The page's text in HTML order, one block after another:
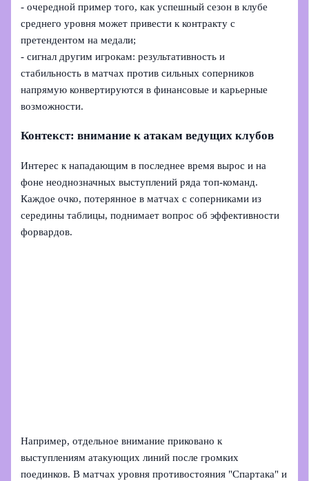
- очередной пример того, как успешный сезон в клубе
среднего уровня может привести к контракту с
претендентом на медали;
- сигнал другим игрокам: результативность и
стабильность в матчах против сильных соперников
напрямую конвертируются в финансовые и карьерные
возможности.
Контекст: внимание к атакам ведущих клубов
Интерес к нападающим в последнее время вырос и на
фоне неоднозначных выступлений ряда топ-команд.
Каждое очко, потерянное в матчах с соперниками из
середины таблицы, поднимает вопрос об эффективности
форвардов.
Например, отдельное внимание приковано к
выступлениям атакующих линий после громких
поединков. В матчах уровня противостояния "Спартака" и